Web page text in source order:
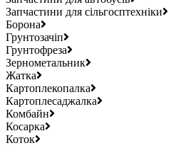
Запчастини для сільгосптехніки
Борона
Грунтозачіп
Грунтофреза
Зернометальник
Жатка
Картоплекопалка
Картоплесаджалка
Комбайн
Косарка
Коток